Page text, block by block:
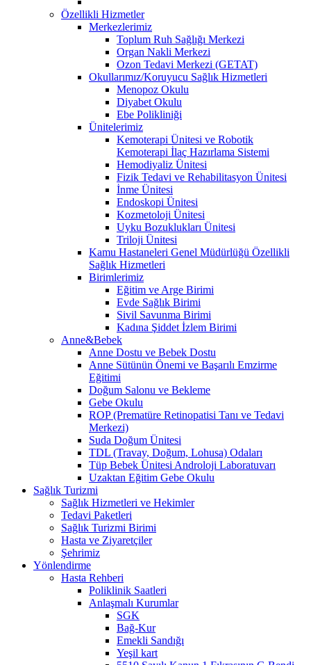
Özellikli Hizmetler
Merkezlerimiz
Toplum Ruh Sağlığı Merkezi
Organ Nakli Merkezi
Ozon Tedavi Merkezi (GETAT)
Okullarımız/Koruyucu Sağlık Hizmetleri
Menopoz Okulu
Diyabet Okulu
Ebe Polikliniği
Ünitelerimiz
Kemoterapi Ünitesi ve Robotik
Kemoterapi İlaç Hazırlama Sistemi
Hemodiyaliz Ünitesi
Fizik Tedavi ve Rehabilitasyon Ünitesi
İnme Ünitesi
Endoskopi Ünitesi
Kozmetoloji Ünitesi
Uyku Bozuklukları Ünitesi
Triloji Ünitesi
Kamu Hastaneleri Genel Müdürlüğü Özellikli
Sağlık Hizmetleri
Birimlerimiz
Eğitim ve Arge Birimi
Evde Sağlık Birimi
Sivil Savunma Birimi
Kadına Şiddet İzlem Birimi
Anne&Bebek
Anne Dostu ve Bebek Dostu
Anne Sütünün Önemi ve Başarılı Emzirme
Eğitimi
Doğum Salonu ve Bekleme
Gebe Okulu
ROP (Prematüre Retinopatisi Tanı ve Tedavi
Merkezi)
Suda Doğum Ünitesi
TDL (Travay, Doğum, Lohusa) Odaları
Tüp Bebek Ünitesi Androloji Laboratuvarı
Uzaktan Eğitim Gebe Okulu
Sağlık Turizmi
Sağlık Hizmetleri ve Hekimler
Tedavi Paketleri
Sağlık Turizmi Birimi
Hasta ve Ziyaretçiler
Şehrimiz
Yönlendirme
Hasta Rehberi
Poliklinik Saatleri
Anlaşmalı Kurumlar
SGK
Bağ-Kur
Emekli Sandığı
Yeşil kart